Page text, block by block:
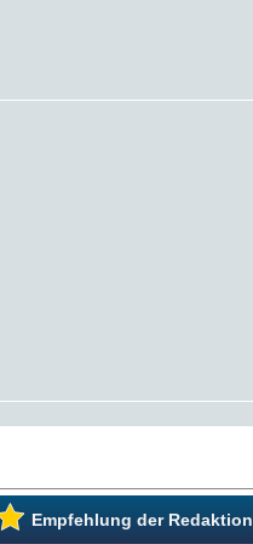
Empfehlung der Redaktion